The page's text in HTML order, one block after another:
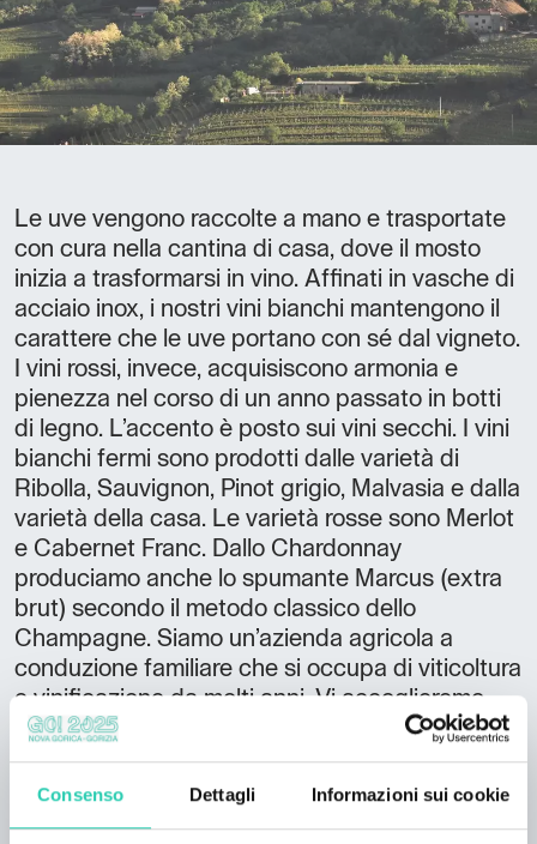
Consenso Dettagli Informazioni sui cookie
Le uve vengono raccolte a mano e trasportate
con cura nella cantina di casa, dove il mosto
inizia a trasformarsi in vino. Affinati in vasche di
acciaio inox, i nostri vini bianchi mantengono il
carattere che le uve portano con sé dal vigneto.
I vini rossi, invece, acquisiscono armonia e
pienezza nel corso di un anno passato in botti
di legno. L’accento è posto sui vini secchi. I vini
bianchi fermi sono prodotti dalle varietà di
Ribolla, Sauvignon, Pinot grigio, Malvasia e dalla
varietà della casa. Le varietà rosse sono Merlot
e Cabernet Franc. Dallo Chardonnay
produciamo anche lo spumante Marcus (extra
brut) secondo il metodo classico dello
Champagne. Siamo un’azienda agricola a
conduzione familiare che si occupa di viticoltura
e vinificazione da molti anni. Vi accoglieremo
nella nostra cantina per raccontarvi la nostra
storia. OFFERTA Degustazione di vini Visita
della cantina Acquisto di vini Enoteca POSTI